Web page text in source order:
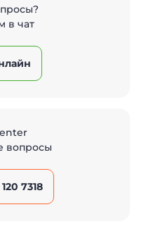
в чат
вопросы
7318